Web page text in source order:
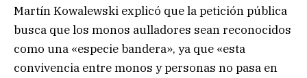
Martín Kowalewski explicó que la petición pública
busca que los monos aulladores sean reconocidos
como una «especie bandera», ya que «esta
convivencia entre monos y personas no pasa en